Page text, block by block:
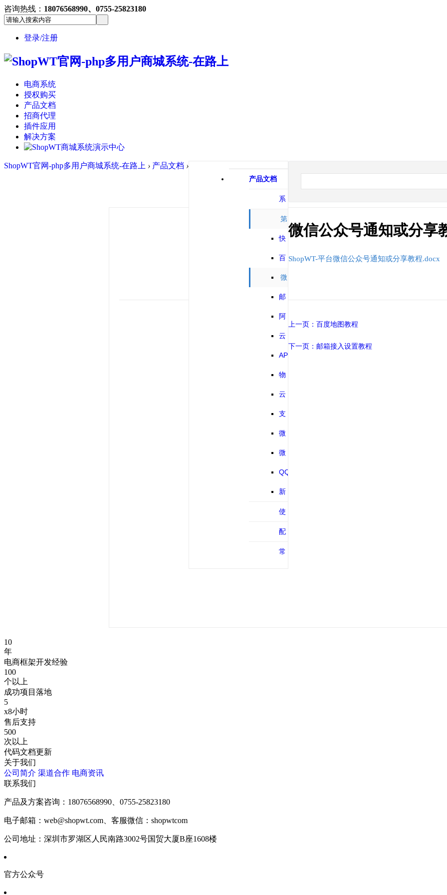
咨询热线： 18076568990、0755-25823180
登录/注册
电商系统
授权购买
产品文档
招商代理
插件应用
解决方案
ShopWT官网-php多用户商城系统-在路上 › 产品文档 ›
产品文档
系
第
三方对接 快
递鸟物流教
百
度地图教程微
信公众号通
知或分享教
邮
箱接入设置阿
里云通短信
云
短信网配置APP
封装打包教
物
流快递接口
对接教程
云
片短信教程
支
付宝支付教
微
信登录教程
微
信支付教程QQ
互联登录教
新
浪微博登录
使
配
常
微信公众号通知或分享
ShopWT-平台微信公众号通知或分享教程.docx
上一页：百度地图教程
下一页：邮箱接入设置教程
10
年
电商框架开发经验
100
个以上
成功项目落地
5
x8小时
售后支持
500
次以上
代码文档更新
关于我们
公司简介 渠道合作 电商资讯
联系我们
产品及方案咨询： 18076568990、0755-25823180
电子邮箱： web@shopwt.com、客服微信：shopwtcom
公司地址： 深圳市罗湖区人民南路3002号国贸大厦B座1608楼
官方公众号